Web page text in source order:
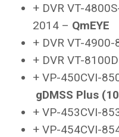
+ DVR VT-
2014 – QmEYE
+ DVR VT-
+ DVR VT-
+ VP-450CVI-
gDMSS Plus
+ VP-453CVI-
+ VP-454CVI-